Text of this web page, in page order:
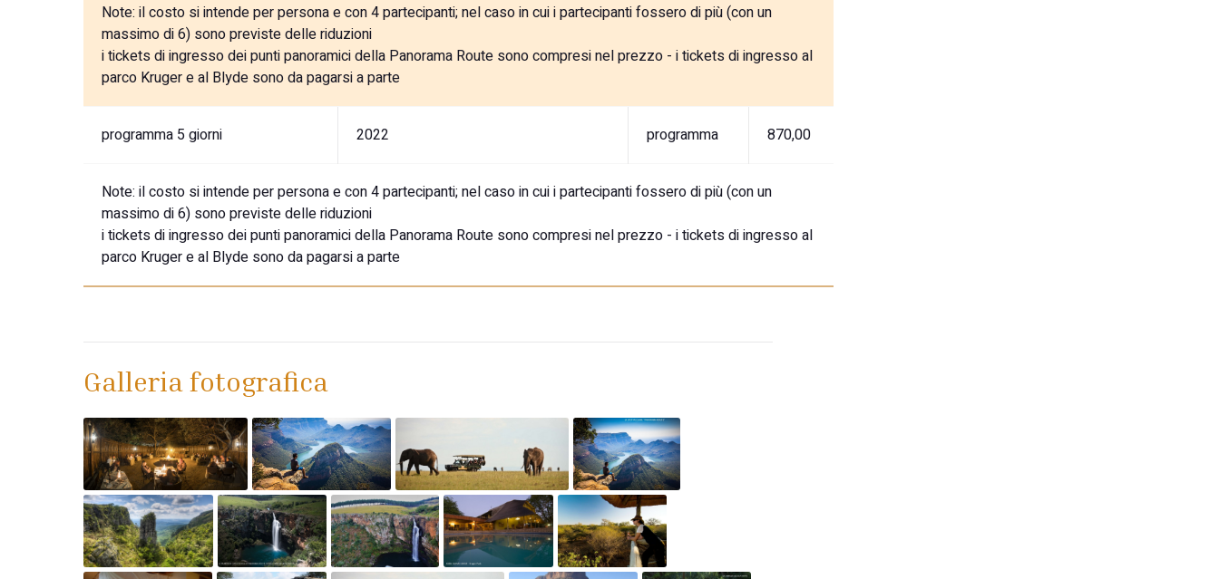
Note: il costo si intende per persona e con 4 partecipanti; nel caso in cui i partecipanti fossero di più (con un
massimo di 6) sono previste delle riduzioni
i tickets di ingresso dei punti panoramici della Panorama Route sono compresi nel prezzo - i tickets di ingresso al
parco Kruger e al Blyde sono da pagarsi a parte
programma 5 giorni 2022 programma 870,00
Note: il costo si intende per persona e con 4 partecipanti; nel caso in cui i partecipanti fossero di più (con un
massimo di 6) sono previste delle riduzioni
i tickets di ingresso dei punti panoramici della Panorama Route sono compresi nel prezzo - i tickets di ingresso al
parco Kruger e al Blyde sono da pagarsi a parte
Galleria fotografica